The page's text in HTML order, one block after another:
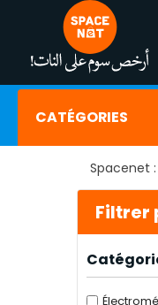
CATÉGORIES
Spacenet
Filtrer